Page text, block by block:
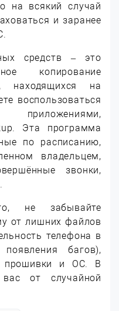
на всякий случай
и заранее
средств – это
копирование
находящихся на
воспользоваться
приложениями,
Эта программа
по расписанию,
владельцем,
звонки,
не забывайте
от лишних файлов
телефона в
багов),
прошивки и ОС. В
от случайной